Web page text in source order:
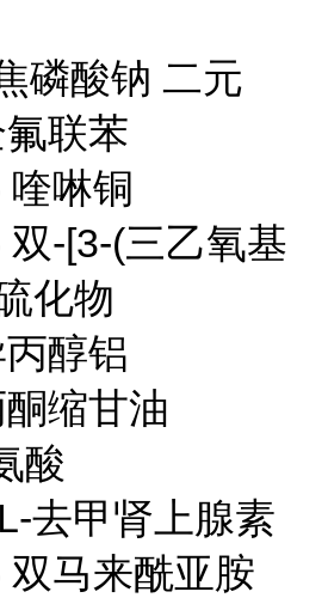
磷酸钠 二元
联苯
喹啉铜
-[3-(三乙氧基
化物
醇铝
缩甘油
酸
去甲肾上腺素
马来酰亚胺